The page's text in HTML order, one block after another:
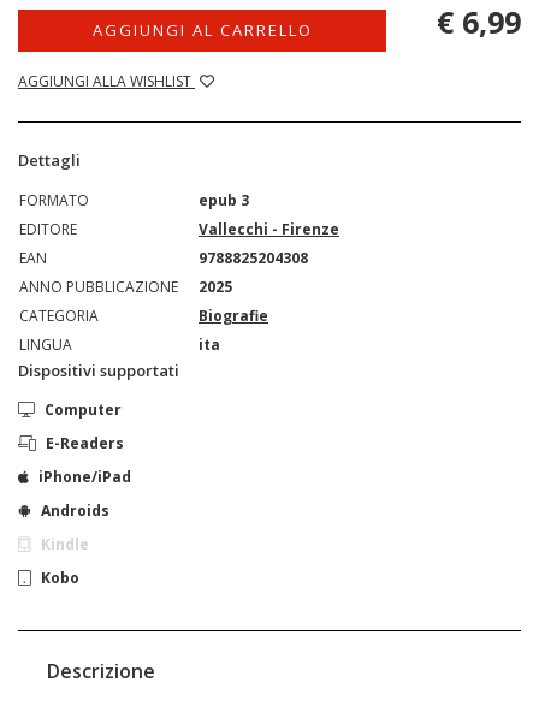
AGGIUNGI AL CARRELLO
AGGIUNGI ALLA WISHLIST
€ 6,99
Dettagli
FORMATO
epub 3
EDITORE
Vallecchi - Firenze
EAN
9788825204308
ANNO PUBBLICAZIONE
2025
CATEGORIA
Biografie
LINGUA
ita
Dispositivi supportati
Computer
E-Readers
iPhone/iPad
Androids
Kindle
Kobo
Descrizione